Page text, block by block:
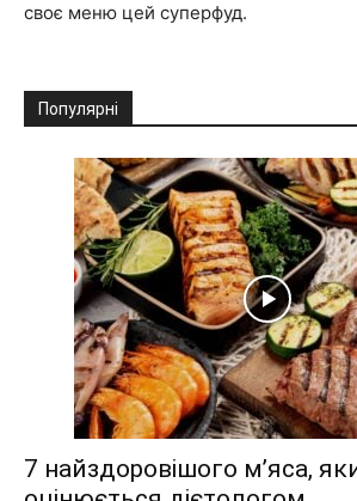
своє меню цей суперфуд.
Популярні
7 найздоровішого м’яса,